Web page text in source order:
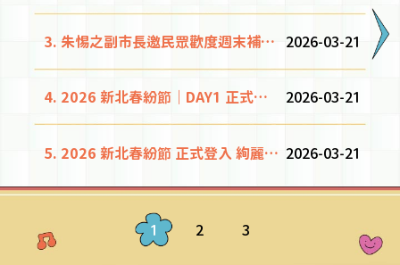
3. 朱惕之副市長邀民眾歡度週末補滿能量 2026-03-21
4. 2026 新北春紛節 ｜DAY1 正式登入 卡司精彩花絮 2026-03-21
5. 2026 新北春紛節 正式登入 絢麗開幕 2026-03-21
8.
1 2 3